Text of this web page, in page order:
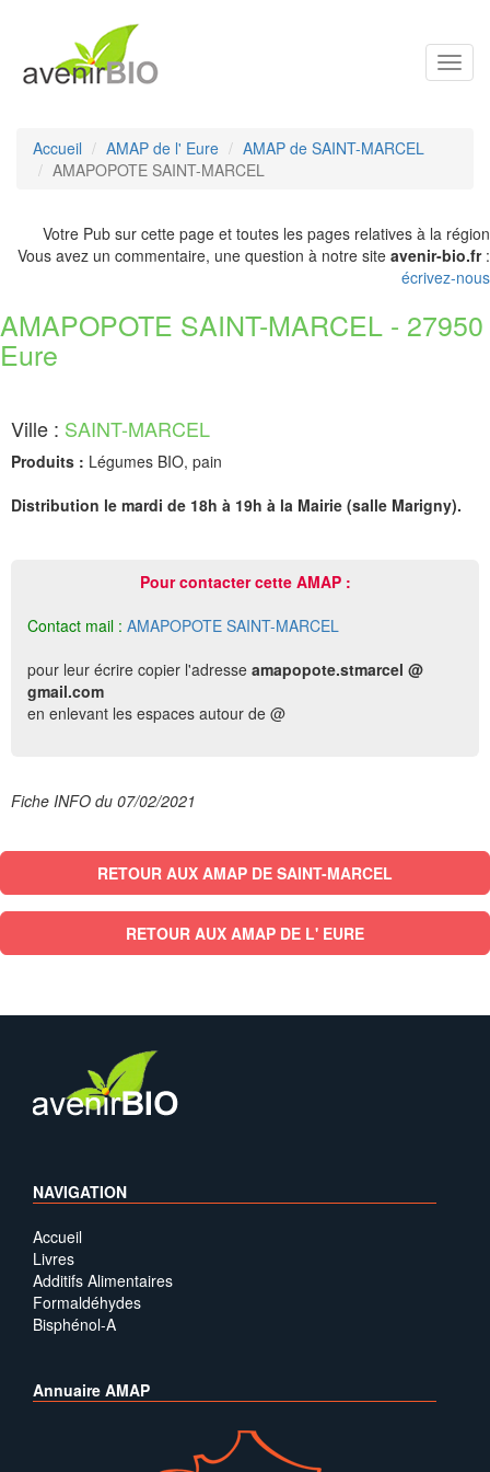
Accueil AMAP de l' Eure
AMAP de SAINT-MARCEL
AMAPOPOTE SAINT-MARCEL
Votre Pub sur cette page et toutes les pages relatives à la région
Vous avez un commentaire, une question à notre site avenir-bio.fr:
écrivez-nous
AMAPOPOTE SAINT-MARCEL - 27950
Eure
Ville : SAINT-MARCEL
Produits : Légumes BIO, pain
Distribution le mardi de 18h à 19h à la Mairie (salle Marigny).
Pour contacter cette AMAP :
Contact mail : AMAPOPOTE SAINT-MARCEL
pour leur écrire copier l'adresse amapopote.stmarcel @
gmail.com
en enlevant les espaces autour de @
Fiche INFO du 07/02/2021
RETOUR AUX AMAP DE SAINT-MARCEL
RETOUR AUX AMAP DE L' EURE
NAVIGATION
Accueil
Livres
Additifs Alimentaires
Formaldéhydes
Bisphénol-A
Annuaire AMAP